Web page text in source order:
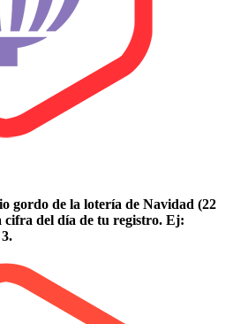
gordo de la lotería de Navidad (22
cifra del día de tu registro. Ej: